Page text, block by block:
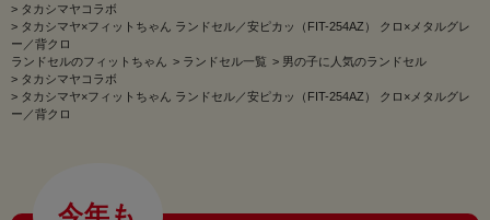
> タカシマヤコラボ
> タカシマヤ×フィットちゃん ランドセル／安ピカッ（FIT-254AZ） クロ×メタルグレ
ー／背クロ
ランドセルのフィットちゃん > ランドセル一覧 > 男の子に人気のランドセル
> タカシマヤコラボ
> タカシマヤ×フィットちゃん ランドセル／安ピカッ（FIT-254AZ） クロ×メタルグレ
ー／背クロ